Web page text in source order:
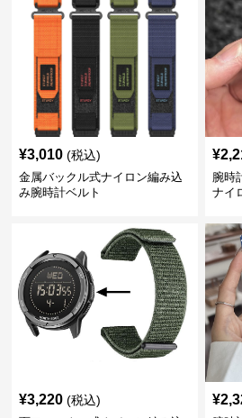
¥3,010 (税込)
金属バックル式ナイロン編み込
み腕時計ベルト
¥
腕時
ナイ
¥3,220 (税込) ¥